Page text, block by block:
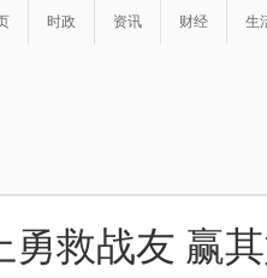
时政 资讯 财经 生
勇救战友 赢